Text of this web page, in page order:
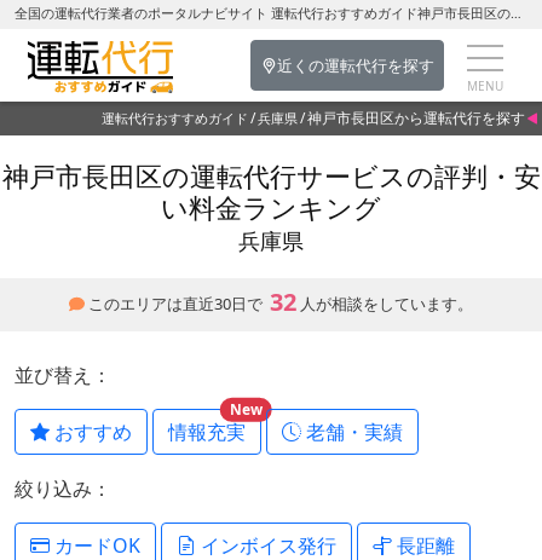
全国の運転代行業者のポータルナビサイト 運転代行おすすめガイド神戸市長田区の運転代行を探す-兵庫県の運転代行
近くの運転代行を探す
運転代行おすすめガイド 兵庫県 神戸市長田区から運転代行を探す
神戸市長田区の運転代行サービスの評判・安
い料金ランキング
兵庫県
このエリアは直近30日で 32 人が相談をしています。
並び替え：
おすすめ 情報充実
New
老舗・実績
絞り込み：
カードOK インボイス発行
長距離